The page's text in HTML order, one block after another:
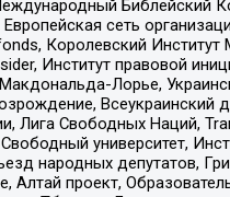
Библейский
сеть
Королевский
Институт правовой
Лорье,
Всеукраинский
Свободных Наций,
университет,
народных депутатов,
Алтай проект,